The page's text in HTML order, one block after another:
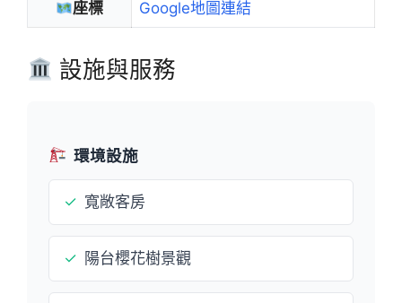
座標 Google地圖連結
設施與服務
環境設施
✓ 寬敞客房
✓ 陽台櫻花樹景觀